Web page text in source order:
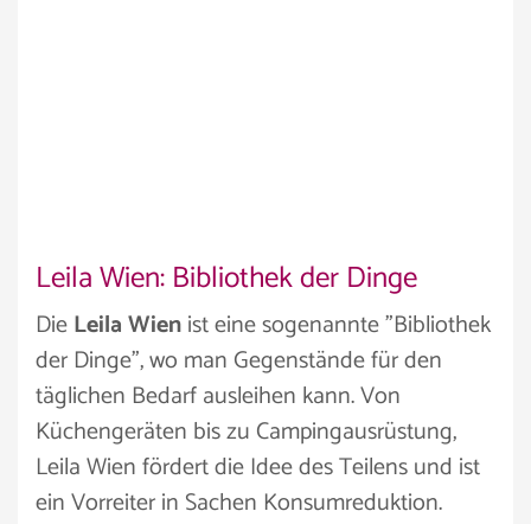
Leila Wien: Bibliothek der Dinge
DieLeila Wienist eine sogenannte "Bibliothek
der Dinge", wo man Gegenstände für den
täglichen Bedarf ausleihen kann. Von
Küchengeräten bis zu Campingausrüstung,
Leila Wien fördert die Idee des Teilens und ist
ein Vorreiter in Sachen Konsumreduktion.